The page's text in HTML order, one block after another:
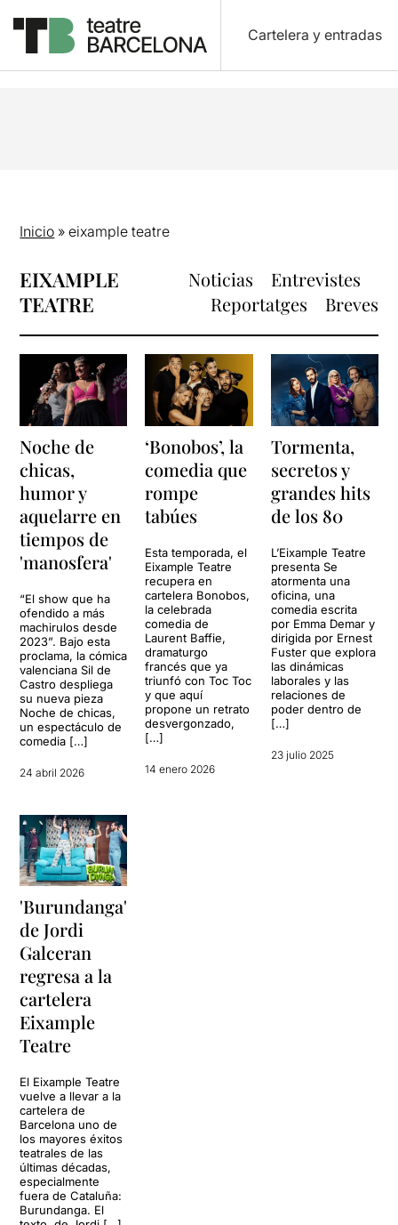
Cartelera y entradas
Inicio »eixample teatre
EIXAMPLE
TEATRE
Noticias
Entrevistes
Reportatges
Breves
Noche de
chicas,
humor y
aquelarre en
tiempos de
'manosfera'
“El show que ha
ofendido a más
machirulos desde
2023”. Bajo esta
proclama, la cómica
valenciana Sil de
Castro despliega
su nueva pieza
Noche de chicas,
un espectáculo de
comedia […]
24 abril 2026
‘Bonobos’, la
comedia que
rompe
tabúes
Esta temporada, el
Eixample Teatre
recupera en
cartelera Bonobos,
la celebrada
comedia de
Laurent Baffie,
dramaturgo
francés que ya
triunfó con Toc Toc
y que aquí
propone un retrato
desvergonzado,
[…]
14 enero 2026
Tormenta,
secretos y
grandes hits
de los 80
L’Eixample Teatre
presenta Se
atormenta una
oficina, una
comedia escrita
por Emma Demar y
dirigida por Ernest
Fuster que explora
las dinámicas
laborales y las
relaciones de
poder dentro de
[…]
23 julio 2025
'Burundanga'
de Jordi
Galceran
regresa a la
cartelera
Eixample
Teatre
El Eixample Teatre
vuelve a llevar a la
cartelera de
Barcelona uno de
los mayores éxitos
teatrales de las
últimas décadas,
especialmente
fuera de Cataluña:
Burundanga. El